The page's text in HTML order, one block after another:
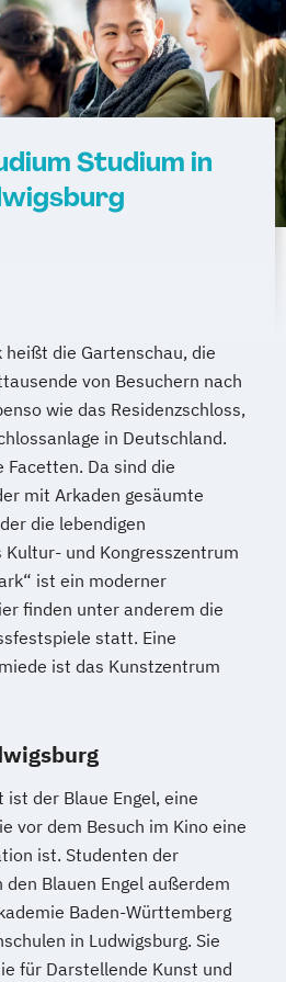
Studium in
heißt die Gartenschau, die
von Besuchern nach
wie das Residenzschloss,
in Deutschland.
Facetten. Da sind die
mit Arkaden gesäumte
die lebendigen
Kultur- und Kongresszentrum
ist ein moderner
finden unter anderem die
statt. Eine
ist das Kunstzentrum
der Blaue Engel, eine
vor dem Besuch im Kino eine
ist. Studenten der
Blauen Engel außerdem
Baden-Württemberg
in Ludwigsburg. Sie
für Darstellende Kunst und